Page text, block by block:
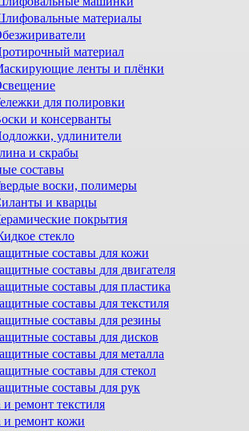
материалы
материал
ленты и плёнки
для полировки
и консерванты
удлинители
и скрабы
составы
воски, полимеры
и кварцы
покрытия
стекло
составы для кожи
составы для двигателя
составы для пластика
составы для текстиля
составы для резины
составы для дисков
составы для металла
составы для стекол
составы для рук
ремонт текстиля
и ремонт кожи